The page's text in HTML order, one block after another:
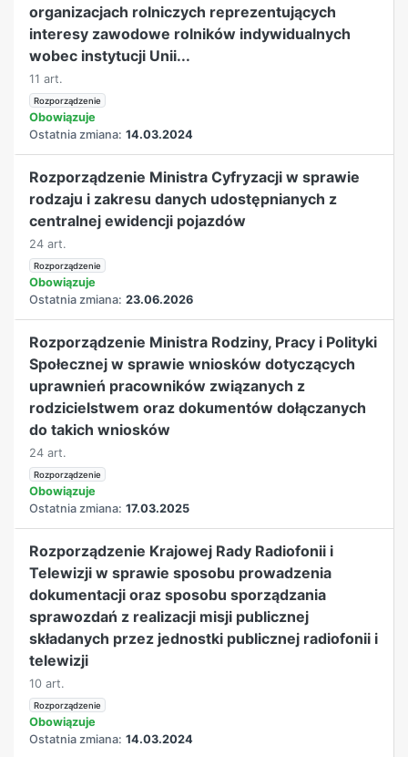
organizacjach rolniczych reprezentujących
interesy zawodowe rolników indywidualnych
wobec instytucji Unii...
11 art.
Rozporządzenie
Obowiązuje
Ostatnia zmiana: 14.03.2024
Rozporządzenie Ministra Cyfryzacji w sprawie
rodzaju i zakresu danych udostępnianych z
centralnej ewidencji pojazdów
24 art.
Rozporządzenie
Obowiązuje
Ostatnia zmiana: 23.06.2026
Rozporządzenie Ministra Rodziny, Pracy i Polityki
Społecznej w sprawie wniosków dotyczących
uprawnień pracowników związanych z
rodzicielstwem oraz dokumentów dołączanych
do takich wniosków
24 art.
Rozporządzenie
Obowiązuje
Ostatnia zmiana: 17.03.2025
Rozporządzenie Krajowej Rady Radiofonii i
Telewizji w sprawie sposobu prowadzenia
dokumentacji oraz sposobu sporządzania
sprawozdań z realizacji misji publicznej
składanych przez jednostki publicznej radiofonii i
telewizji
10 art.
Rozporządzenie
Obowiązuje
Ostatnia zmiana: 14.03.2024